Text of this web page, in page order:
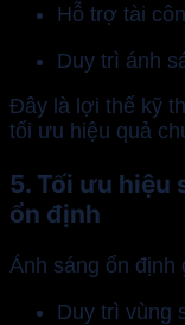
Hỗ trợ tài
Duy trì ánh
Đây là lợi thế kỹ
tối ưu hiệu quả
5. Tối ưu hiệu
ổn định
Ánh sáng ổn định
Duy trì vùng